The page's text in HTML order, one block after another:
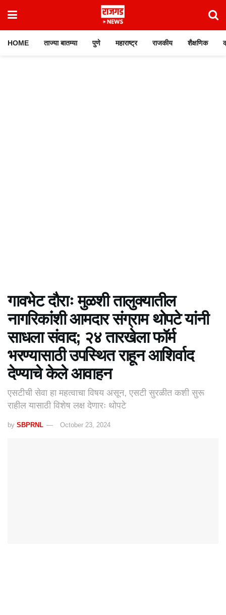
HOME ताज्या बातम्या पुणे महाराष्ट्र राजकीय शैक्षणिक
गावभेट दौराः मुळशी तालुक्यातील
नागरिकांंशी आमदार संग्राम थोपटे यांनी
साधला संवाद; २४ तारखेला फॉर्म
भरण्यासाठी उपस्थित राहून आशिर्वाद
देण्याचे केले आवाहन
एसटीची सेवा हा महत्वाचा विषय असून, एसटी सुरळीत कशी सुरू
राहील यासाठी विशेष लक्ष देणारः थोपटे
by SBPRNL October 23, 2024